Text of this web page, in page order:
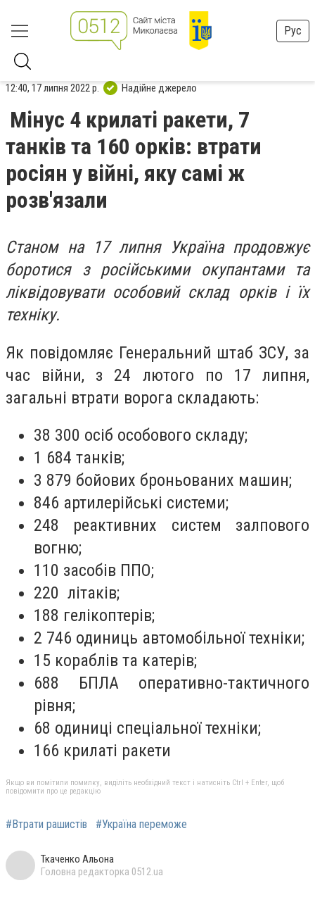
Рус
12:40, 17 липня 2022 р. Надійне джерело
Мінус 4 крилаті ракети, 7
танків та 160 орків: втрати
росіян у війні, яку самі ж
розв'язали
Станом на 17 липня Україна продовжує
боротися з російськими окупантами та
ліквідовувати особовий склад орків і їх
техніку.
Як повідомляє Генеральний штаб ЗСУ, за
час війни, з 24 лютого по 17 липня,
загальні втрати ворога складають:
38 300 осіб особового складу;
1 684 танків;
3 879 бойових броньованих машин;
846 артилерійські системи;
248 реактивних систем залпового
вогню;
110 засобів ППО;
220 літаків;
188 гелікоптерів;
2 746 одиниць автомобільної техніки;
15 кораблів та катерів;
688 БПЛА оперативно-тактичного
рівня;
68 одиниці спеціальної техніки;
166 крилаті ракети
Якщо ви помітили помилку, виділіть необхідний текст і натисніть Ctrl + Enter, щоб
повідомити про це редакцію
#Втрати рашистів #Україна переможе
Ткаченко Альона
Головна редакторка 0512.ua